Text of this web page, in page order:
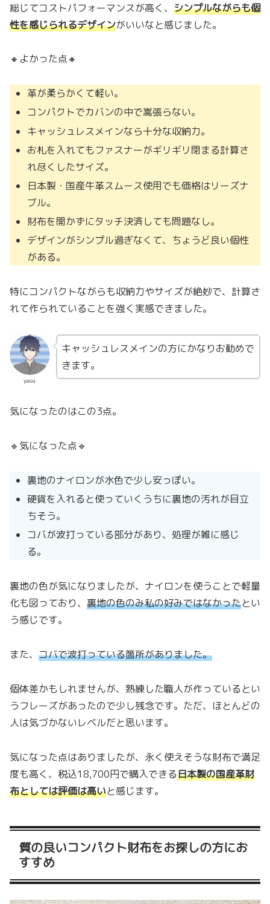
総じてコストパフォーマンスが高く、 シンプルながらも個
性を感じられるデザインがいいなと感じました。
🔸よかった点🔸
革が柔らかくて軽い。
コンパクトでカバンの中で嵩張らない。
キャッシュレスメインなら十分な収納力。
お札を入れてもファスナーがギリギリ閉まる計算さ
れ尽くしたサイズ。
日本製・国産牛革スムース使用でも価格はリーズナ
ブル。
財布を開かずにタッチ決済しても問題なし。
デザインがシンプル過ぎなくて、ちょうど良い個性
がある。
特にコンパクトながらも収納力やサイズが絶妙で、計算さ
れて作られていることを強く実感できました。
yasu
キャッシュレスメインの方にかなりお勧めで
きます。
気になったのはこの3点。
🔹気になった点🔹
裏地のナイロンが水色で少し安っぽい。
硬貨を入れると使っていくうちに裏地の汚れが目立
ちそう。
コバが波打っている部分があり、処理が雑に感じ
る。
裏地の色が気になりましたが、ナイロンを使うことで軽量
化も図っており、 裏地の色のみ私の好みではなかったとい
う感じです。
また、 コバで波打っている箇所がありました。
個体差かもしれませんが、熟練した職人が作っているとい
うフレーズがあったので少し残念です。ただ、ほとんどの
人は気づかないレベルだと思います。
気になった点はありましたが、永く使えそうな財布で満足
度も高く、税込18,700円で購入できる日本製の国産革財
布としては評価は高いと感じます。
質の良いコンパクト財布をお探しの方にお
すすめ